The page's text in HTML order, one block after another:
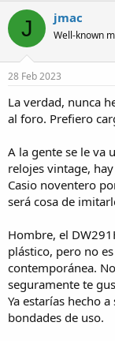
c
t
i
o
n
s
J jmac
Well-known
28 Feb 2023
La verdad, nunca
al foro. Prefiero
A la gente se le va
relojes vintage,
Casio noventero
será cosa de
Hombre, el
plástico, pero no
contemporánea.
seguramente te
Ya estarías hecho
bondades de uso.